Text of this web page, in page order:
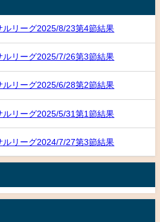
ルリーグ2025/8/23第4節結果
ルリーグ2025/7/26第3節結果
ルリーグ2025/6/28第2節結果
ルリーグ2025/5/31第1節結果
ルリーグ2024/7/27第3節結果